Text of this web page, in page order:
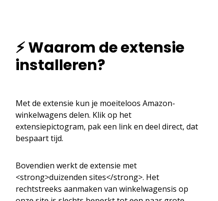
⚡ Waarom de extensie
installeren?
Met de extensie kun je moeiteloos Amazon-
winkelwagens delen. Klik op het
extensiepictogram, pak een link en deel direct, dat
bespaart tijd.
Bovendien werkt de extensie met
<strong>duizenden sites</strong>. Het
rechtstreeks aanmaken van winkelwagensis op